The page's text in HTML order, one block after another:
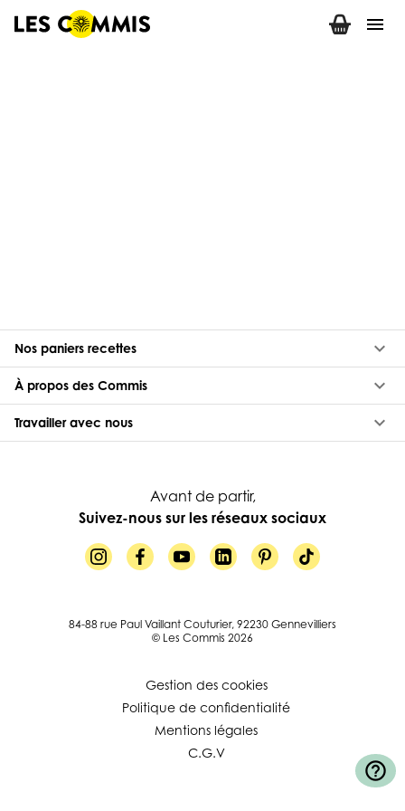
menu
Nos paniers recettes keyboard_arrow_down
À propos des Commis keyboard_arrow_down
Travailler avec nous keyboard_arrow_down
Avant de partir,
Suivez-nous sur les réseaux sociaux
84-88 rue Paul Vaillant Couturier, 92230 Gennevilliers
© Les Commis 2026
Gestion des cookies
Politique de confidentialité
Mentions légales
C.G.V
help_outline